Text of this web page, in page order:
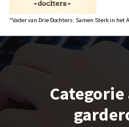
"Vader van Drie Dochters: Samen Sterk in het